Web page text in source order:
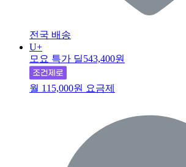
전국 배송
U+
모요 특가 딜543,400원
월 115,000원 요금제